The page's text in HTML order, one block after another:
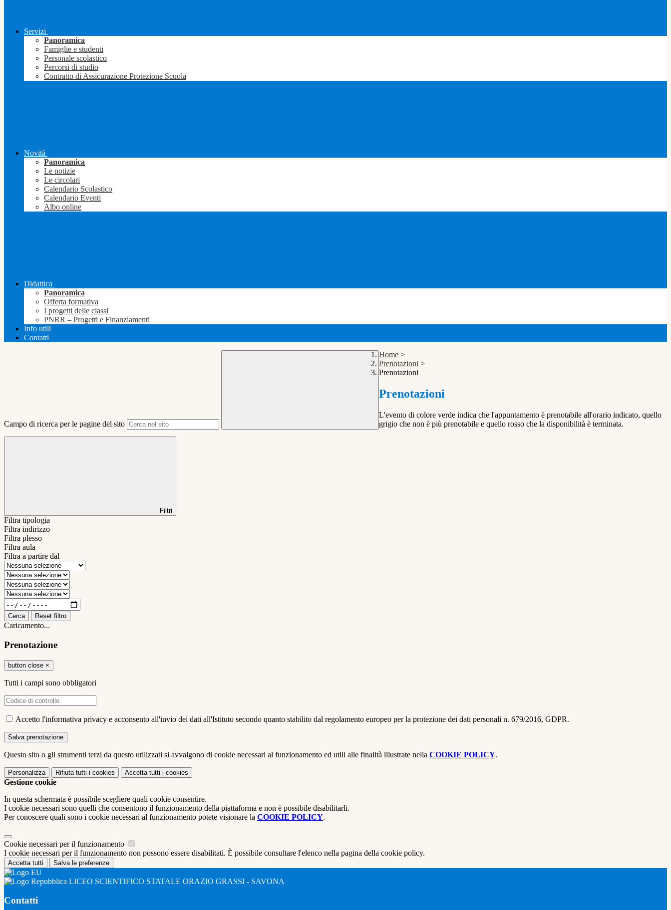
Servizi
Panoramica
Famiglie e studenti
Personale scolastico
Percorsi di studio
Contratto di Assicurazione Protezione Scuola
Novità
Panoramica
Le notizie
Le circolari
Calendario Scolastico
Calendario Eventi
Albo online
Didattica
Panoramica
Offerta formativa
I progetti delle classi
PNRR – Progetti e Finanziamenti
Info utili
Contatti
Campo di ricerca per le pagine del sito
Home >
Prenotazioni >
Prenotazioni
Prenotazioni
L'evento di colore verde indica che l'appuntamento è prenotabile all'orario indicato, quello
grigio che non è più prenotabile e quello rosso che la disponibilità è terminata.
Filtri
Filtra tipologia
Filtra indirizzo
Filtra plesso
Filtra aula
Filtra a partire dal
Cerca Reset filtro
Caricamento...
Prenotazione
button close ×
Tutti i campi sono obbligatori
Accetto l'informativa privacy e acconsento all'invio dei dati all'Istituto secondo quanto stabilito dal regolamento europeo per la protezione dei dati personali n. 679/2016, GDPR.
Questo sito o gli strumenti terzi da questo utilizzati si avvalgono di cookie necessari al funzionamento ed utili alle finalità illustrate nella COOKIE POLICY.
Personalizza Rifiuta tutti i cookies Accetta tutti i cookies
Gestione cookie
In questa schermata è possibile scegliere quali cookie consentire.
I cookie necessari sono quelli che consentono il funzionamento della piattaforma e non è possibile disabilitarli.
Per conoscere quali sono i cookie necessari al funzionamento potete visionare la COOKIE POLICY.
Cookie necessari per il funzionamento
I cookie necessari per il funzionamento non possono essere disabilitati. È possibile consultare l'elenco nella pagina della cookie policy.
Accetta tutti Salva le preferenze
LICEO SCIENTIFICO STATALE ORAZIO GRASSI - SAVONA
Contatti